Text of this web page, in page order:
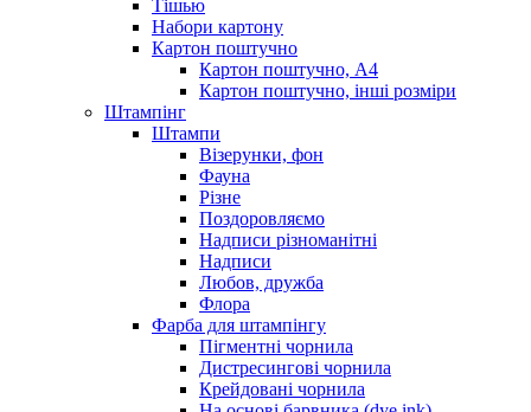
Тішью
Набори картону
Картон поштучно
Картон поштучно, А4
Картон поштучно, інші розміри
Штампінг
Штампи
Візерунки, фон
Фауна
Різне
Поздоровляємо
Надписи різноманітні
Надписи
Любов, дружба
Флора
Фарба для штампінгу
Пігментні чорнила
Дистресингові чорнила
Крейдовані чорнила